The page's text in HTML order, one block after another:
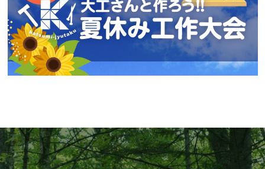
経営理念・
会社案内
スタッフ紹介
KATSUMIの
取り組み
採用情報
土地の上手な探し方
家づくりの資金計画